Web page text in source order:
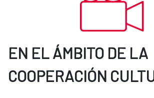
EN EL ÁMBITO DE LA
COOPERACIÓN